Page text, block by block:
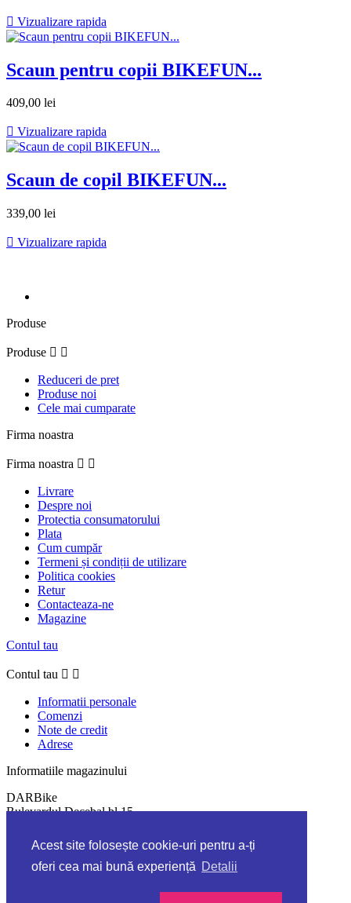
Acest site folosește cookie-uri pentru a-ți
oferi cea mai bună experiență Detalii
 Vizualizare rapida
Scaun pentru copii BIKEFUN...
409,00 lei
 Vizualizare rapida
Scaun de copil BIKEFUN...
339,00 lei
 Vizualizare rapida
Produse
Produse  
Reduceri de pret
Produse noi
Cele mai cumparate
Firma noastra
Firma noastra  
Livrare
Despre noi
Protectia consumatorului
Plata
Cum cumpăr
Termeni și condiții de utilizare
Politica cookies
Retur
Contacteaza-ne
Magazine
Contul tau
Contul tau  
Informatii personale
Comenzi
Note de credit
Adrese
Informatiile magazinului
DARBike
Bulevardul Decebal bl.15
România
Suna-ne:0736090627
Informatiile magazinului